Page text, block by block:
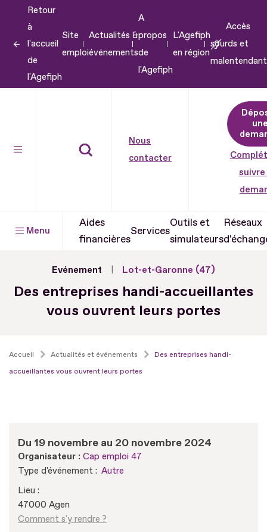
contenu
Retour
à
l'accueil
de
l'Agefiph
Site
emploi
Actualités &
événements
A
propos
de
l'Agefiph
L'Agefiph
en région
Accès
sourds et
Nous
contacter
suivre
Menu
Aides
financières
Services
Outils et
simulateurs
Réseaux
Evénement Lot-et-Garonne (47)
Des entreprises handi-accueillantes
vous ouvrent leurs portes
Accueil Actualités et événements
Des entreprises handi-
accueillantes vous ouvrent leurs portes
Du 19 novembre au 20 novembre 2024
Organisateur : Cap emploi 47
Type d'événement : Autre
Lieu :
47000 Agen
Comment s'y rendre ?